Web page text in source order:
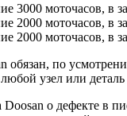
3000 моточасов, в
2000 моточасов, в
2000 моточасов, в
по
узел или
Doosan о дефекте